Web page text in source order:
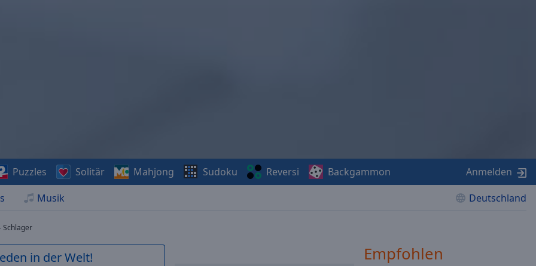
Musik Deutschland
Puzzles Solitär Mahjong Sudoku Reversi Backgammon Anmelden
Schlager
in der Welt! Empfohlen